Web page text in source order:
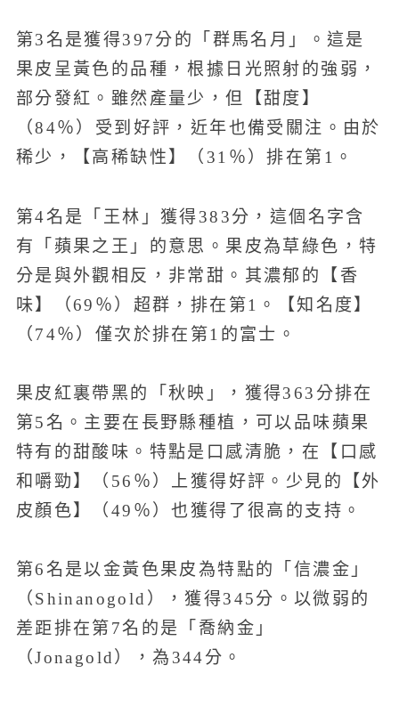
第3名是獲得397分的「群馬名月」。這是
果皮呈黃色的品種，根據日光照射的強弱，
部分發紅。雖然產量少，但【甜度】
（84％）受到好評，近年也備受關注。由於
稀少，【高稀缺性】（31％）排在第1。
第4名是「王林」獲得383分，這個名字含
有「蘋果之王」的意思。果皮為草綠色，特
分是與外觀相反，非常甜。其濃郁的【香
味】（69％）超群，排在第1。【知名度】
（74％）僅次於排在第1的富士。
果皮紅裏帶黑的「秋映」，獲得363分排在
第5名。主要在長野縣種植，可以品味蘋果
特有的甜酸味。特點是口感清脆，在【口感
和嚼勁】（56％）上獲得好評。少見的【外
皮顏色】（49％）也獲得了很高的支持。
第6名是以金黃色果皮為特點的「信濃金」
（Shinanogold），獲得345分。以微弱的
差距排在第7名的是「喬納金」
（Jonagold），為344分。